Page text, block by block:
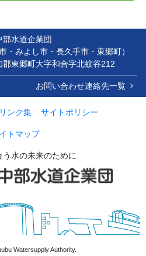
部水道企業団
・みよし市・長久手市・東郷町）
東郷町大字和合字北蚊谷212
お問い合わせ連絡先一覧
リンク集 サイトポリシー
トマップ
う水の未来のために
Watersupply Authority.